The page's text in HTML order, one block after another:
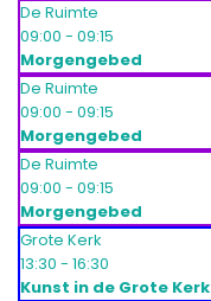
De Ruimte
09:00 - 09:15
Morgengebed
De Ruimte
09:00 - 09:15
Morgengebed
De Ruimte
09:00 - 09:15
Morgengebed
Grote Kerk
13:30 - 16:30
Kunst in de Grote Kerk